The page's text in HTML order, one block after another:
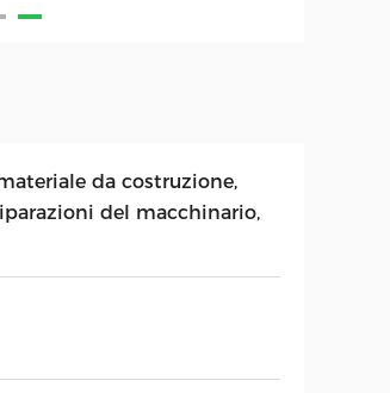
da costruzione,
del macchinario,